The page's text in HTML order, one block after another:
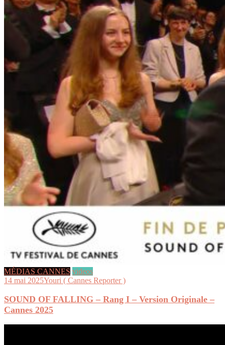
MÉDIAS CANNES videos
14 mai 2025Youri ( Cannes Reporter )
SOUND OF FALLING – Rang I – Version Originale –
Cannes 2025